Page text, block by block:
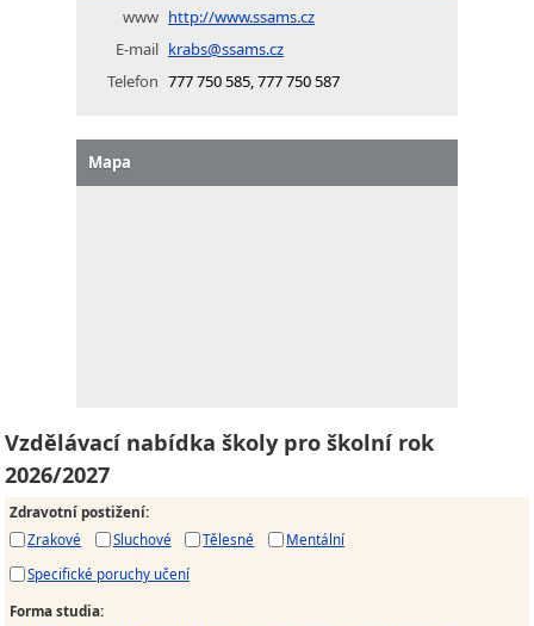
www http://www.ssams.cz
E-mail krabs@ssams.cz
Telefon 777 750 585, 777 750 587
Mapa
Vzdělávací nabídka školy pro školní rok
2026/2027
Zdravotní postižení:
Zrakové
Sluchové Tělesné
Mentální
Specifické poruchy učení
Forma studia: